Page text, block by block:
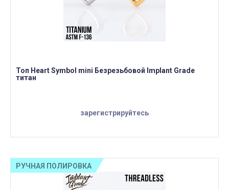
Топ Heart Symbol mini Безрезьбовой Implant Grade
титан
зарегистрируйтесь
РУЧНАЯ ПОЛИРОВКА